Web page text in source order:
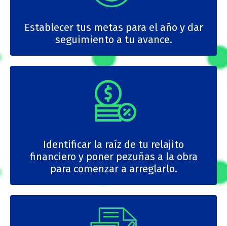
Establecer tus metas para el año y dar
seguimiento a tu avance.
Identificar la raíz de tu relajito
financiero y poner pezuñas a la obra
para comenzar a arreglarlo.